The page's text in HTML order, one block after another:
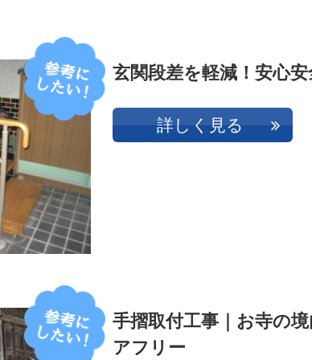
玄関段差を軽減！安心
詳しく見る
手摺取付工事｜お寺の
アフリー